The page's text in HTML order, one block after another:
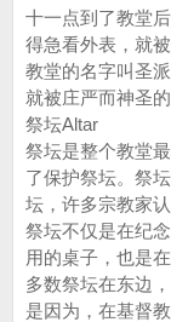
十一点到了教堂
得急看外表，就
教堂的名字叫圣
就被庄严而神圣
祭坛Altar
祭坛是整个教堂
了保护祭坛。祭
坛，许多宗教家
祭坛不仅是在纪
用的桌子，也是
多数祭坛在东边
是因为，在基督